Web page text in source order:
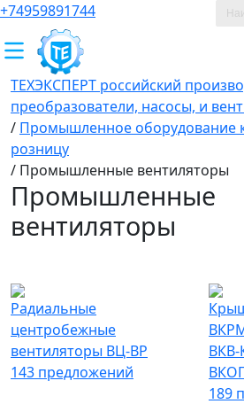
+74959891744
ТЕХЭКСПЕРТ российский
преобразователи, насосы, и
/ Промышленное оборудование
розницу
/ Промышленные вентиляторы
Промышленные
вентиляторы
Радиальные
центробежные
вентиляторы ВЦ-ВР
143 предложений
189